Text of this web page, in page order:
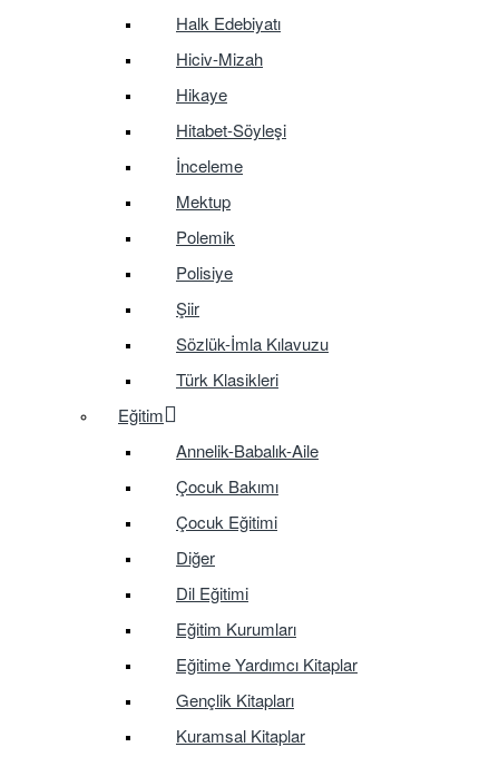
Halk Edebiyatı
Hiciv-Mizah
Hikaye
Hitabet-Söyleşi
İnceleme
Mektup
Polemik
Polisiye
Şiir
Sözlük-İmla Kılavuzu
Türk Klasikleri
Eğitim
Annelik-Babalık-Aile
Çocuk Bakımı
Çocuk Eğitimi
Diğer
Dil Eğitimi
Eğitim Kurumları
Eğitime Yardımcı Kitaplar
Gençlik Kitapları
Kuramsal Kitaplar